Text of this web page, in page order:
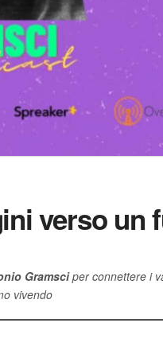
verso un
Gramsciper connettere i
vivendo